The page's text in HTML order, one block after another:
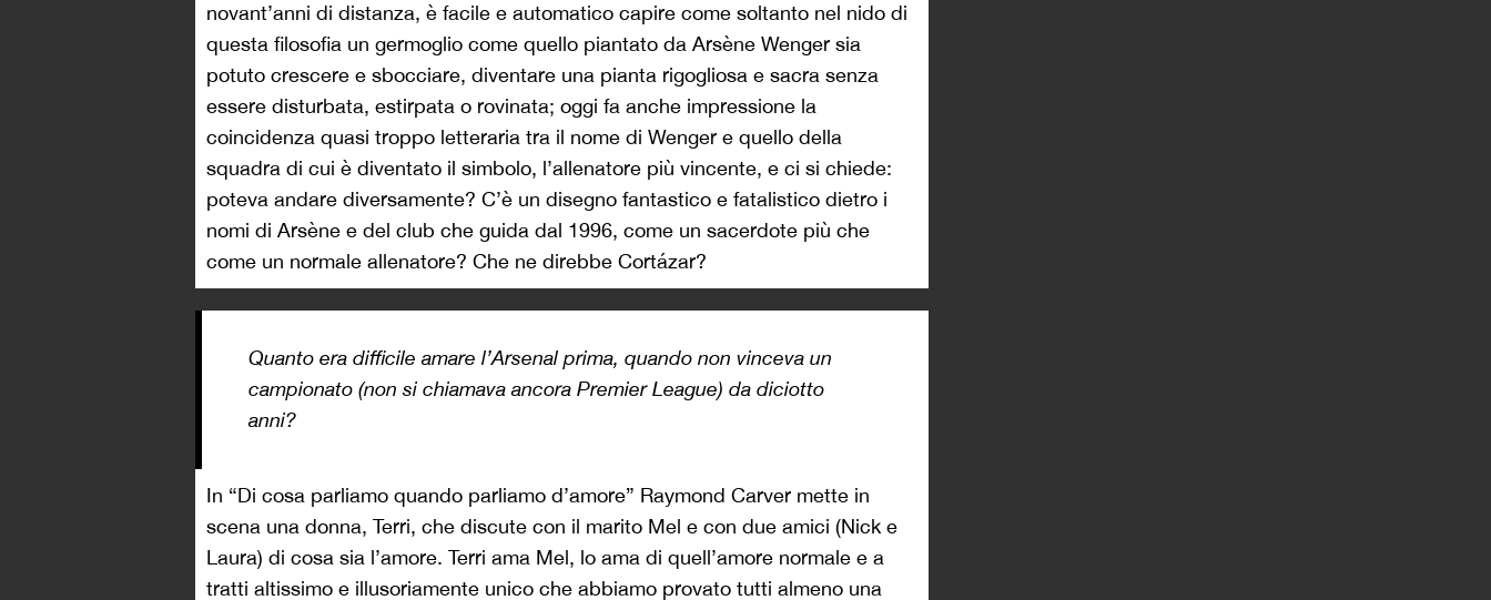
novant’anni di distanza, è facile e automatico capire come soltanto nel nido di
questa filosofia un germoglio come quello piantato da Arsène Wenger sia
potuto crescere e sbocciare, diventare una pianta rigogliosa e sacra senza
essere disturbata, estirpata o rovinata; oggi fa anche impressione la
coincidenza quasi troppo letteraria tra il nome di Wenger e quello della
squadra di cui è diventato il simbolo, l’allenatore più vincente, e ci si chiede:
poteva andare diversamente? C’è un disegno fantastico e fatalistico dietro i
nomi di Arsène e del club che guida dal 1996, come un sacerdote più che
come un normale allenatore? Che ne direbbe Cortázar?
Quanto era difficile amare l’Arsenalprima, quando non vinceva un
campionato (non si chiamava ancora Premier League) da diciotto
anni?
In “Di cosa parliamo quando parliamo d’amore” Raymond Carver mette in
scena una donna, Terri, che discute con il marito Mel e con due amici (Nick e
Laura) di cosa sia l’amore. Terri ama Mel, lo ama di quell’amore normale e a
tratti altissimo e illusoriamente unico che abbiamo provato tutti almeno una